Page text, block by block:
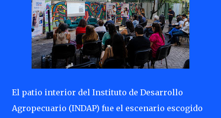
El patio interior del Instituto de Desarrollo
Agropecuario (INDAP) fue el escenario escogido